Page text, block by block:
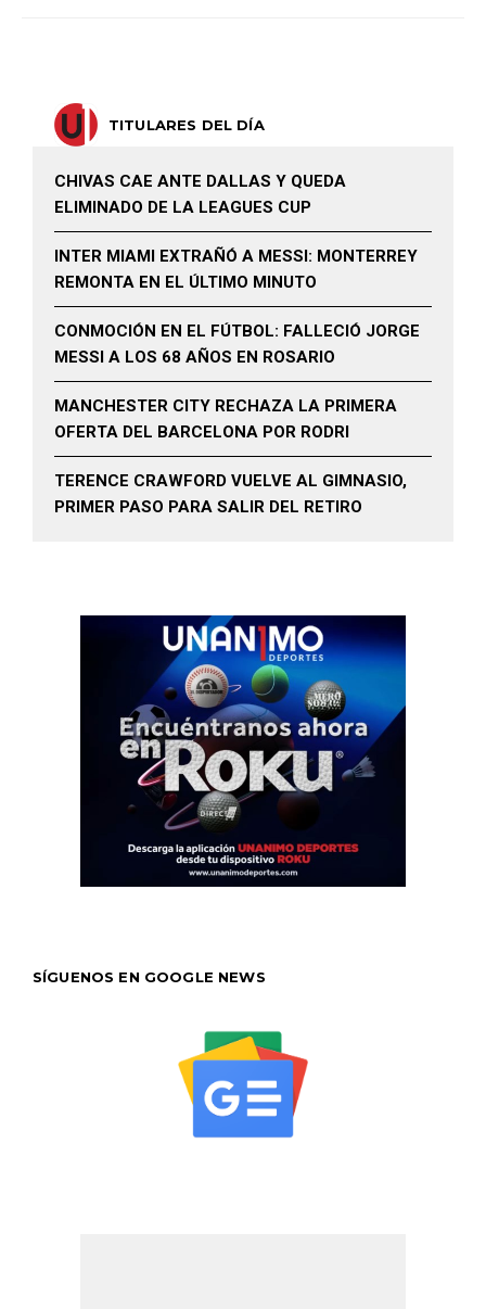
TITULARES DEL DÍA
CHIVAS CAE ANTE DALLAS Y QUEDA
ELIMINADO DE LA LEAGUES CUP
INTER MIAMI EXTRAÑÓ A MESSI: MONTERREY
REMONTA EN EL ÚLTIMO MINUTO
CONMOCIÓN EN EL FÚTBOL: FALLECIÓ JORGE
MESSI A LOS 68 AÑOS EN ROSARIO
MANCHESTER CITY RECHAZA LA PRIMERA
OFERTA DEL BARCELONA POR RODRI
TERENCE CRAWFORD VUELVE AL GIMNASIO,
PRIMER PASO PARA SALIR DEL RETIRO
SÍGUENOS EN GOOGLE NEWS